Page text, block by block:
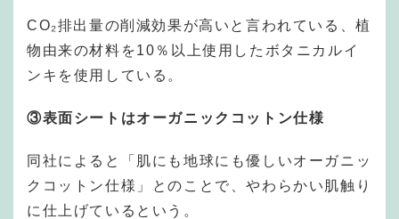
CO₂排出量の削減効果が高いと言われている、植
物由来の材料を10％以上使用したボタニカルイ
ンキを使用している。
③表面シートはオーガニックコットン仕様
同社によると「肌にも地球にも優しいオーガニッ
クコットン仕様」とのことで、やわらかい肌触り
に仕上げているという。